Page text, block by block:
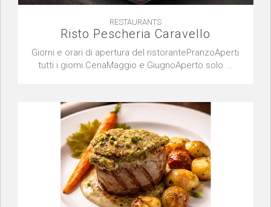
RESTAURANTS
Risto Pescheria Caravello
Giorni e orari di apertura del ristorantePranzoAperti
tutti i giorni.CenaMaggio e GiugnoAperto solo ...